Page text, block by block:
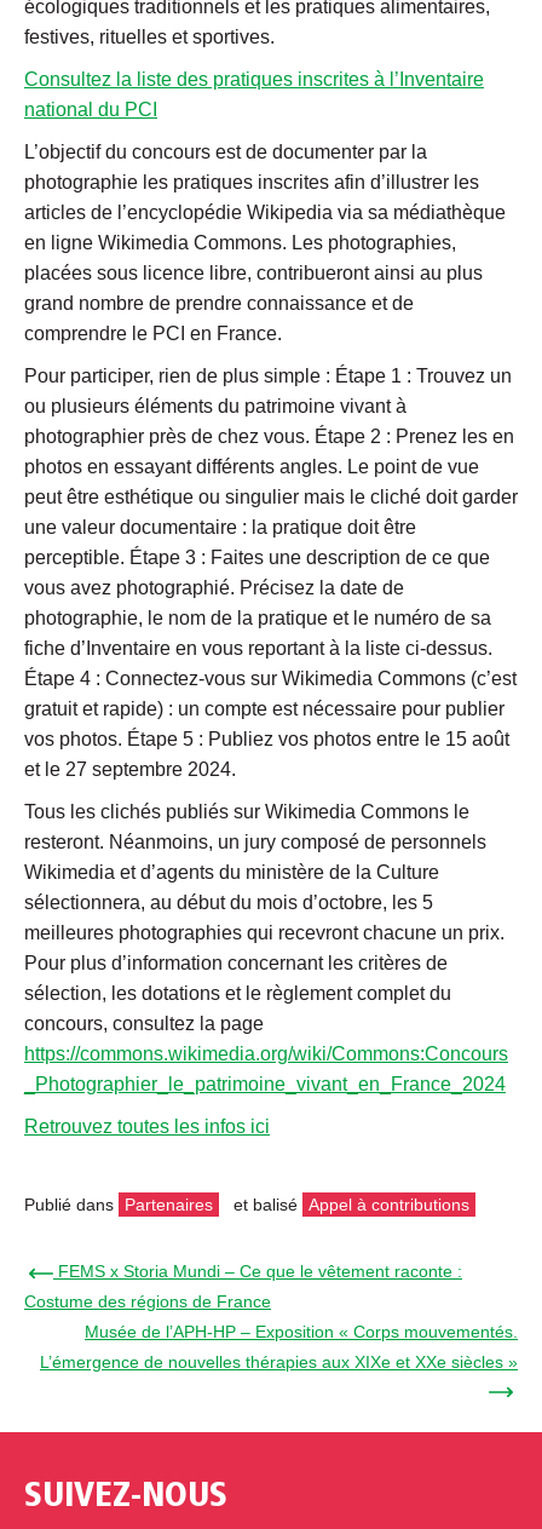
écologiques traditionnels et les pratiques alimentaires,
festives, rituelles et sportives.
Consultez la liste des pratiques inscrites à l’Inventaire
national du PCI
L’objectif du concours est de documenter par la
photographie les pratiques inscrites afin d’illustrer les
articles de l’encyclopédie Wikipedia via sa médiathèque
en ligne Wikimedia Commons. Les photographies,
placées sous licence libre, contribueront ainsi au plus
grand nombre de prendre connaissance et de
comprendre le PCI en France.
Pour participer, rien de plus simple : Étape 1 : Trouvez un
ou plusieurs éléments du patrimoine vivant à
photographier près de chez vous. Étape 2 : Prenez les en
photos en essayant différents angles. Le point de vue
peut être esthétique ou singulier mais le cliché doit garder
une valeur documentaire : la pratique doit être
perceptible. Étape 3 : Faites une description de ce que
vous avez photographié. Précisez la date de
photographie, le nom de la pratique et le numéro de sa
fiche d’Inventaire en vous reportant à la liste ci-dessus.
Étape 4 : Connectez-vous sur Wikimedia Commons (c’est
gratuit et rapide) : un compte est nécessaire pour publier
vos photos. Étape 5 : Publiez vos photos entre le 15 août
et le 27 septembre 2024.
Tous les clichés publiés sur Wikimedia Commons le
resteront. Néanmoins, un jury composé de personnels
Wikimedia et d’agents du ministère de la Culture
sélectionnera, au début du mois d’octobre, les 5
meilleures photographies qui recevront chacune un prix.
Pour plus d’information concernant les critères de
sélection, les dotations et le règlement complet du
concours, consultez la page
https://commons.wikimedia.org/wiki/Commons:Concours
_Photographier_le_patrimoine_vivant_en_France_2024
Retrouvez toutes les infos ici
Publié dans Partenaires et balisé Appel à contributions
← FEMS x Storia Mundi – Ce que le vêtement raconte :
Costume des régions de France
Musée de l’APH-HP – Exposition « Corps mouvementés.
L’émergence de nouvelles thérapies aux XIXe et XXe siècles »
→
SUIVEZ-NOUS